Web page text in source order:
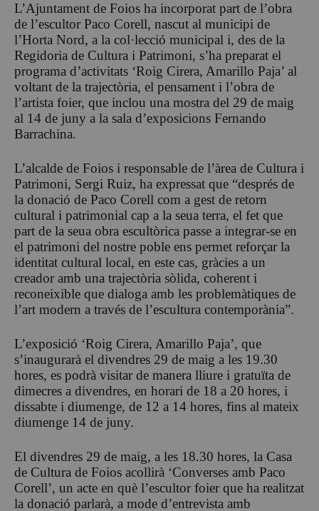
L’Ajuntament de Foios ha incorporat part de l’obra
de l’escultor Paco Corell, nascut al municipi de
l’Horta Nord, a la col·lecció municipal i, des de la
Regidoria de Cultura i Patrimoni, s’ha preparat el
programa d’activitats ‘Roig Cirera, Amarillo Paja’ al
voltant de la trajectòria, el pensament i l’obra de
l’artista foier, que inclou una mostra del 29 de maig
al 14 de juny a la sala d’exposicions Fernando
Barrachina.
L’alcalde de Foios i responsable de l’àrea de Cultura i
Patrimoni, Sergi Ruiz, ha expressat que “després de
la donació de Paco Corell com a gest de retorn
cultural i patrimonial cap a la seua terra, el fet que
part de la seua obra escultòrica passe a integrar-se en
el patrimoni del nostre poble ens permet reforçar la
identitat cultural local, en este cas, gràcies a un
creador amb una trajectòria sòlida, coherent i
reconeixible que dialoga amb les problemàtiques de
l’art modern a través de l’escultura contemporània”.
L’exposició ‘Roig Cirera, Amarillo Paja’, que
s’inaugurarà el divendres 29 de maig a les 19.30
hores, es podrà visitar de manera lliure i gratuïta de
dimecres a divendres, en horari de 18 a 20 hores, i
dissabte i diumenge, de 12 a 14 hores, fins al mateix
diumenge 14 de juny.
El divendres 29 de maig, a les 18.30 hores, la Casa
de Cultura de Foios acollirà ‘Converses amb Paco
Corell’, un acte en què l’escultor foier que ha realitzat
la donació parlarà, a mode d’entrevista amb